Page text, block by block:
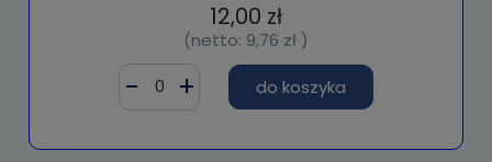
12,00 zł
(netto: 9,76 zł )
do koszyka